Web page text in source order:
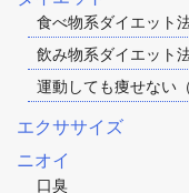
食べ物系ダイエット
飲み物系ダイエット
運動しても痩せない
エクササイズ
ニオイ
口臭